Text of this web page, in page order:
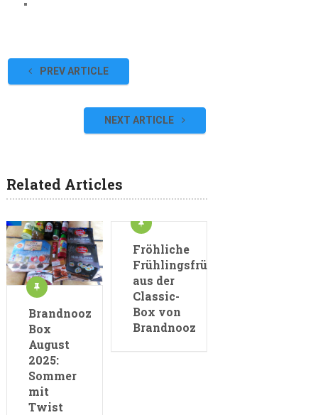
PREV ARTICLE
NEXT ARTICLE
Related Articles
Brandnooz
Box
August
2025:
Sommer
mit
Twist
Fröhliche
Frühlingsfrüchtchen
aus der
Classic-
Box von
Brandnooz